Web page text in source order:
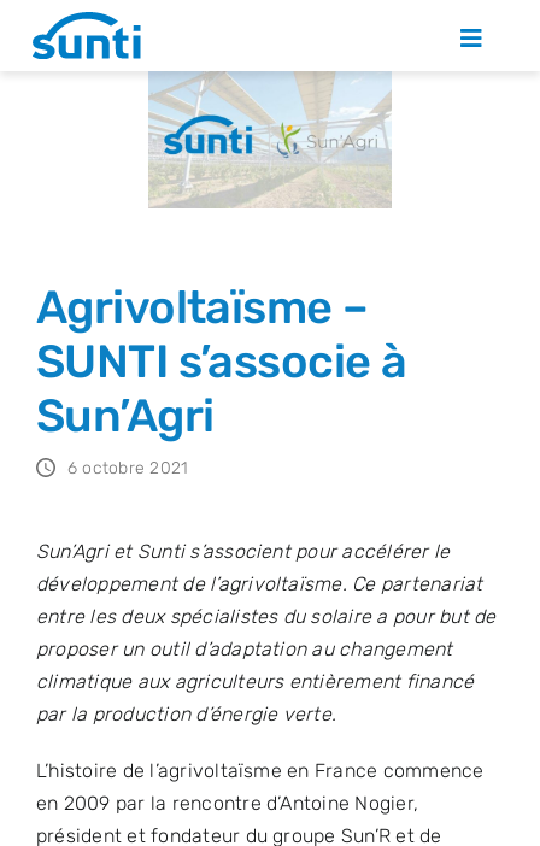
Toggle
QUI SOMMES NOUS ?
SOLUTIONS PHOTOVOLTAÏQUES
NOUS REJOINDRE
CONTACT
Agrivoltaïsme –
SUNTI s’associe à
Sun’Agri
6 octobre 2021
Sun’Agri et Sunti s’associent pour accélérer le
développement de l’agrivoltaïsme. Ce partenariat
entre les deux spécialistes du solaire a pour but de
proposer un outil d’adaptation au changement
climatique aux agriculteurs entièrement financé
par la production d’énergie verte.
L’histoire de l’agrivoltaïsme en France commence
en 2009 par la rencontre d’Antoine Nogier,
président et fondateur du groupe Sun’R et de